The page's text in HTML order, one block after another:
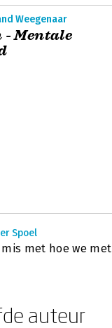
Weegenaar
- Mentale
Spoel
mis met hoe we met
auteur